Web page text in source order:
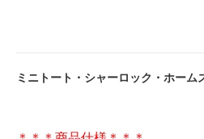
ミニトート・シャーロック・ホーム